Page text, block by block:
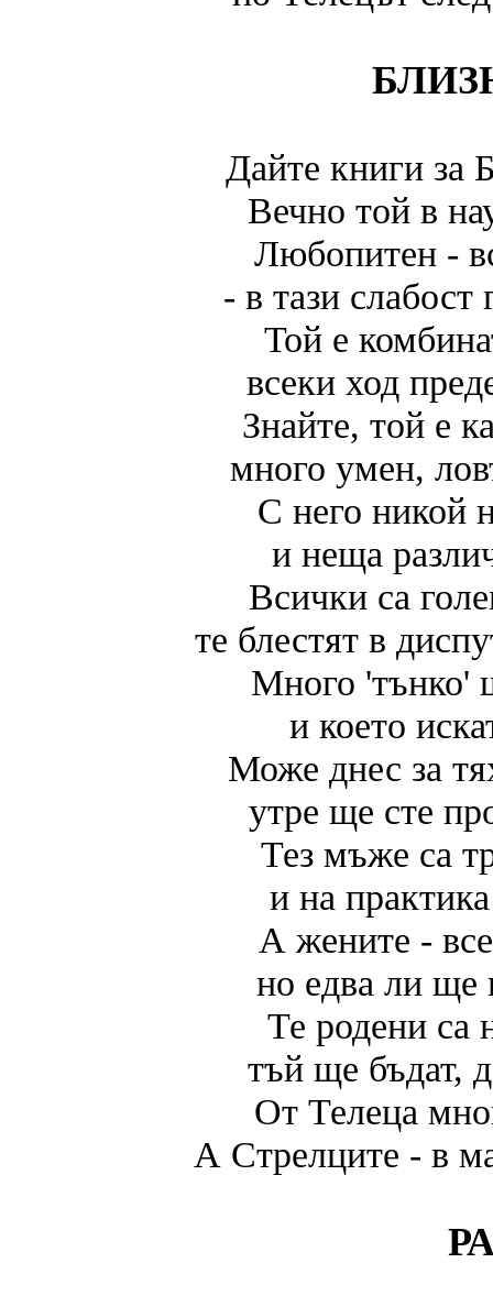
Дайте книги за
Вечно той в
Любопитен -
- в тази слабост
Той е
всеки ход
Знайте, той е
много умен,
С него никой
и неща
Всички са
те блестят в
Много 'тънко'
и което
Може днес за
утре ще сте
Тез мъже са
и на
А жените -
но едва ли ще
Те родени са
тъй ще бъдат,
От Телеца
А Стрелците - в